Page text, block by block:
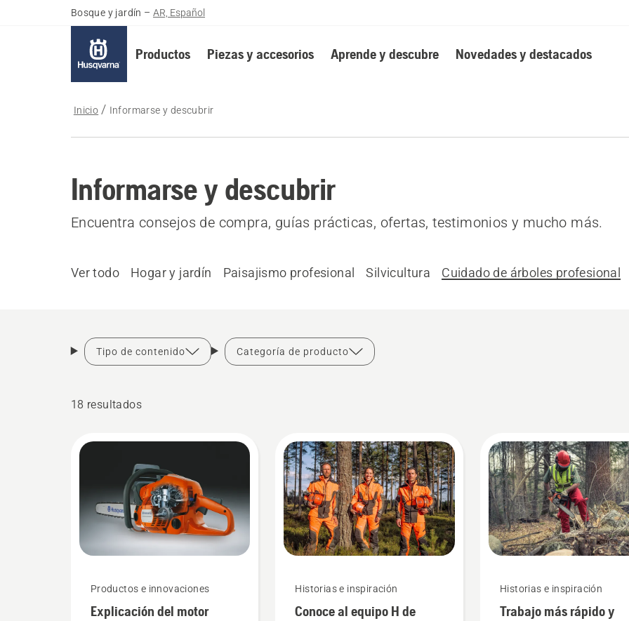
Bosque y jardín – AR, Español
Productos Piezas y accesorios Aprende y descubre Novedades y destacados
Inicio Informarse y descubrir
Informarse y descubrir
Encuentra consejos de compra, guías prácticas, ofertas, testimonios y mucho más.
Ver todo Hogar y jardín Paisajismo profesional Silvicultura Cuidado de árboles profesional
Tipo de contenido Categoría de producto
18 resultados
Productos e innovaciones
Explicación del motor
Historias e inspiración
Conoce al equipo H de
Historias e inspiración
Trabajo más rápido y